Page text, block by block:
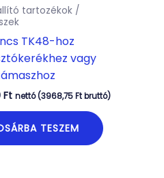
tartozékok /
TK48-hoz
vagy
Ft nettó (3968,75 Ft bruttó)
TESZEM